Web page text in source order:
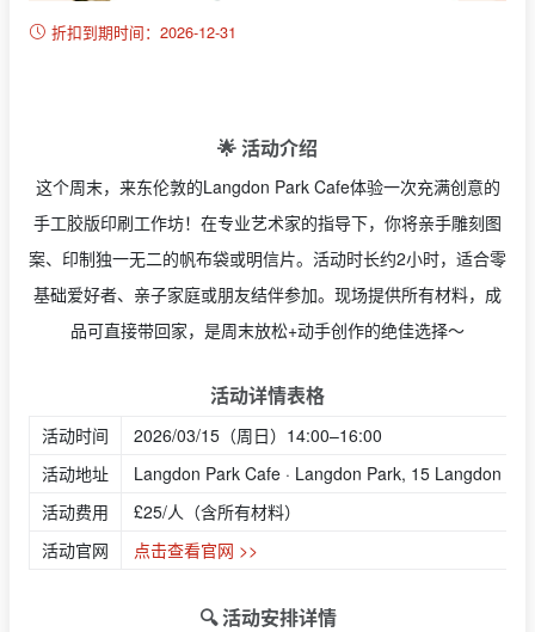
折扣到期时间：2026-12-31
🌟 活动介绍
这个周末，来东伦敦的Langdon Park Cafe体验一次充满创意的
手工胶版印刷工作坊！在专业艺术家的指导下，你将亲手雕刻图
案、印制独一无二的帆布袋或明信片。活动时长约2小时，适合零
基础爱好者、亲子家庭或朋友结伴参加。现场提供所有材料，成
品可直接带回家，是周末放松+动手创作的绝佳选择～
活动详情表格
活动时间
2026/03/15（周日）14:00–16:00
活动地址
Langdon Park Cafe · Langdon Park, 15 Langdon
活动费用
£25/人（含所有材料）
活动官网
点击查看官网 >>
🔍 活动安排详情